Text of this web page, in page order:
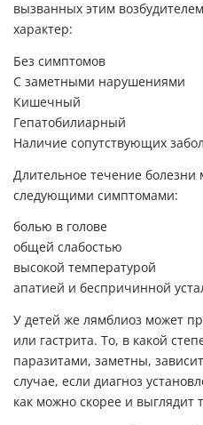
вызванных этим
характер:
Без симптомов
С заметными нарушениями
Кишечный
Гепатобилиарный
Наличие сопутствующих
Длительное течение болезни
следующими симптомами:
болью в голове
общей слабостью
высокой температурой
апатией и беспричинной
У детей же лямблиоз может
или гастрита. То, в какой
паразитами, заметны,
случае, если диагноз
как можно скорее и выглядит